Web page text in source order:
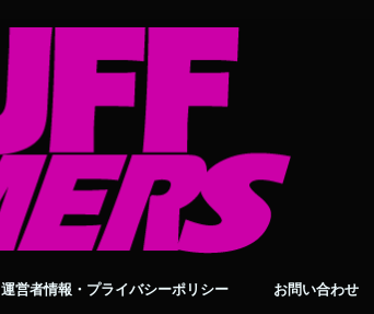
運営者情報・プライバシーポリシー お問い合わせ